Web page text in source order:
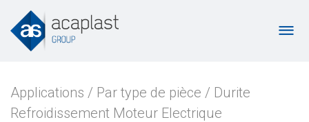
Applications / Par type de pièce / Durite
Refroidissement Moteur Electrique